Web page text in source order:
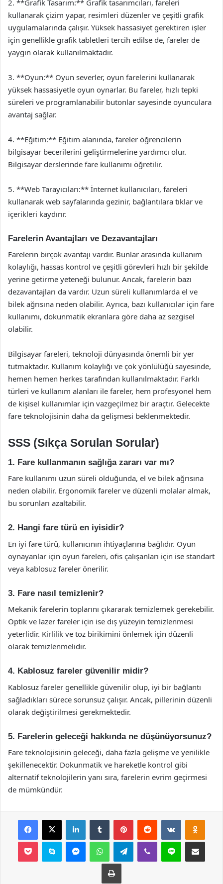
2. **Grafik Tasarım:** Grafik tasarımcıları, fareleri
kullanarak çizim yapar, resimleri düzenler ve çeşitli grafik
uygulamalarında çalışır. Yüksek hassasiyet gerektiren işler
için genellikle grafik tabletleri tercih edilse de, fareler de
yaygın olarak kullanılmaktadır.
3. **Oyun:** Oyun severler, oyun farelerini kullanarak
yüksek hassasiyetle oyun oynarlar. Bu fareler, hızlı tepki
süreleri ve programlanabilir butonlar sayesinde oyunculara
avantaj sağlar.
4. **Eğitim:** Eğitim alanında, fareler öğrencilerin
bilgisayar becerilerini geliştirmelerine yardımcı olur.
Bilgisayar derslerinde fare kullanımı öğretilir.
5. **Web Tarayıcıları:** İnternet kullanıcıları, fareleri
kullanarak web sayfalarında gezinir, bağlantılara tıklar ve
içerikleri kaydırır.
Farelerin Avantajları ve Dezavantajları
Farelerin birçok avantajı vardır. Bunlar arasında kullanım
kolaylığı, hassas kontrol ve çeşitli görevleri hızlı bir şekilde
yerine getirme yeteneği bulunur. Ancak, farelerin bazı
dezavantajları da vardır. Uzun süreli kullanımlarda el ve
bilek ağrısına neden olabilir. Ayrıca, bazı kullanıcılar için fare
kullanımı, dokunmatik ekranlara göre daha az sezgisel
olabilir.
Bilgisayar fareleri, teknoloji dünyasında önemli bir yer
tutmaktadır. Kullanım kolaylığı ve çok yönlülüğü sayesinde,
hemen hemen herkes tarafından kullanılmaktadır. Farklı
türleri ve kullanım alanları ile fareler, hem profesyonel hem
de kişisel kullanımlar için vazgeçilmez bir araçtır. Gelecekte
fare teknolojisinin daha da gelişmesi beklenmektedir.
SSS (Sıkça Sorulan Sorular)
1. Fare kullanmanın sağlığa zararı var mı?
Fare kullanımı uzun süreli olduğunda, el ve bilek ağrısına
neden olabilir. Ergonomik fareler ve düzenli molalar almak,
bu sorunları azaltabilir.
2. Hangi fare türü en iyisidir?
En iyi fare türü, kullanıcının ihtiyaçlarına bağlıdır. Oyun
oynayanlar için oyun fareleri, ofis çalışanları için ise standart
veya kablosuz fareler önerilir.
3. Fare nasıl temizlenir?
Mekanik farelerin toplarını çıkararak temizlemek gerekebilir.
Optik ve lazer fareler için ise dış yüzeyin temizlenmesi
yeterlidir. Kirlilik ve toz birikimini önlemek için düzenli
olarak temizlenmelidir.
4. Kablosuz fareler güvenilir midir?
Kablosuz fareler genellikle güvenilir olup, iyi bir bağlantı
sağladıkları sürece sorunsuz çalışır. Ancak, pillerinin düzenli
olarak değiştirilmesi gerekmektedir.
5. Farelerin geleceği hakkında ne düşünüyorsunuz?
Fare teknolojisinin geleceği, daha fazla gelişme ve yenilikle
şekillenecektir. Dokunmatik ve hareketle kontrol gibi
alternatif teknolojilerin yanı sıra, farelerin evrim geçirmesi
de mümkündür.
Facebook
X LinkedInTumblr PinterestReddit VKontakte
Pocket Skype MessengerWhatsAppTelegramViber Line E-Posta ile
Yazdır